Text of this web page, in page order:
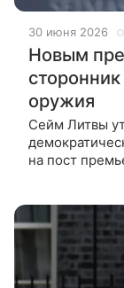
30 июня 2026
Новым
оружия
Сейм Литвы
на пост